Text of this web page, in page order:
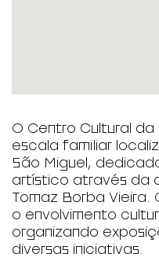
O Centro Cultural da
escala familiar
São Miguel,
artístico através da
Tomaz Borba Vieira.
o envolvimento
organizando
diversas iniciativas.